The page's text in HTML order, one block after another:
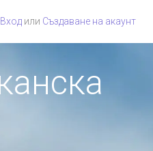
Вход или Създаване на акаунт